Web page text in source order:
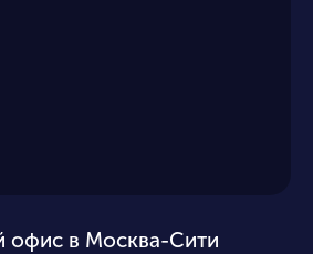
офис в Москва-Сити